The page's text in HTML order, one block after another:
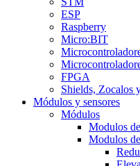
ESP
Raspberry
Micro:BIT
FPGA
Shields, Zocalos
Módulos y sensores
Módulos
Modulos
Modulos